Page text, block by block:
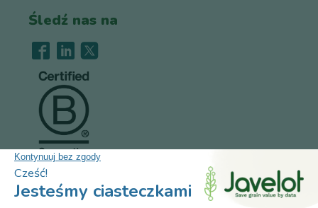
Śledź nas na
Rekrutacja